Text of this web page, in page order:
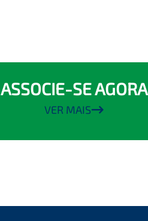
ASSOCIE-SE AGORA
VER MAIS